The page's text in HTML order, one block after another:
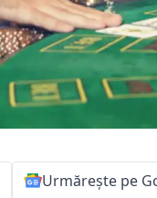
Urmărește pe